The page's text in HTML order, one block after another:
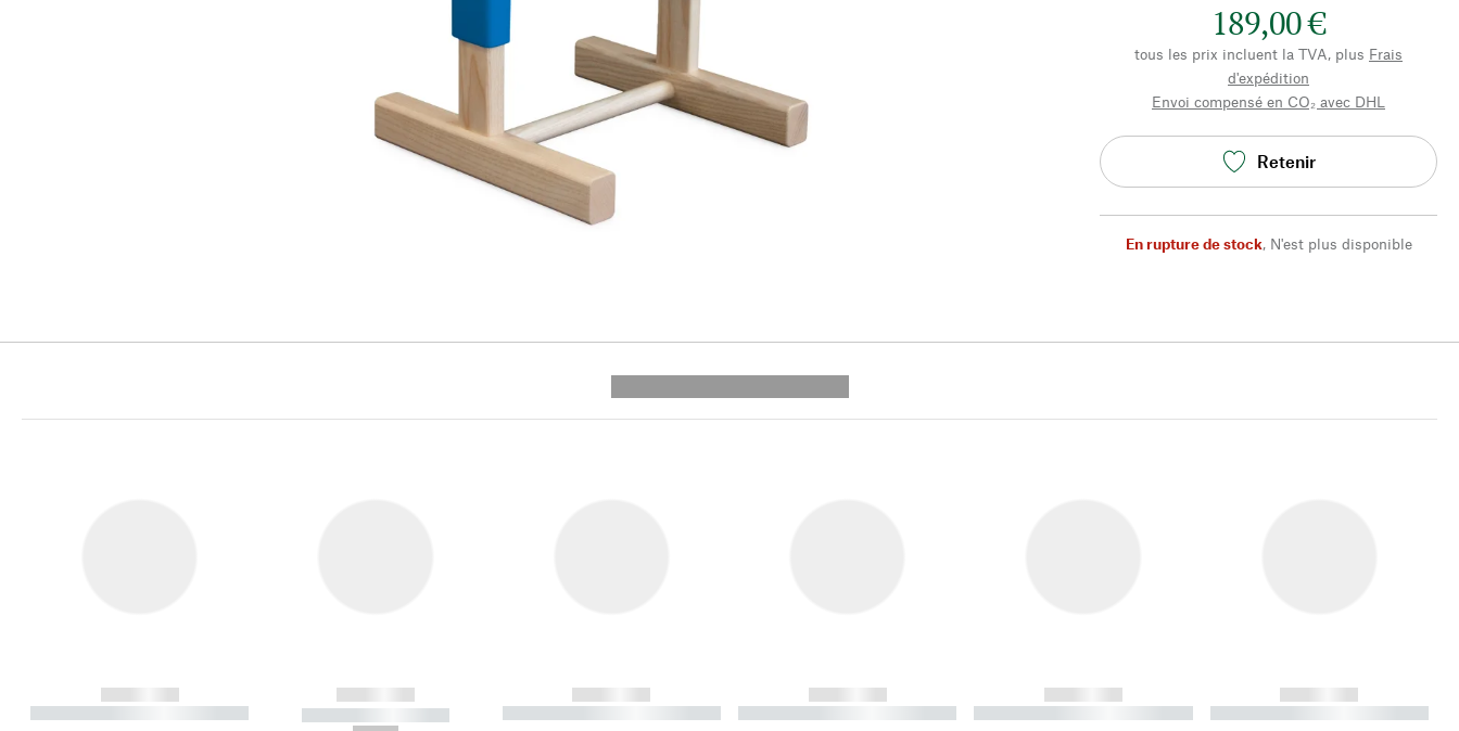
189,00 €
tous les prix incluent la TVA, plus Frais
d'expédition
Envoi compensé en CO₂ avec DHL
Retenir
En rupture de stock, N'est plus disponible
------------
----------- ----------- ----------
------------
----------- -----------
------------
----------- ----------- ----------
------------
----------- ----------- ----------
------------
----------- ----------- ----------
------------
----------- ----------- ----------